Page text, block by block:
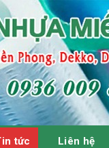
tức Liên hệ